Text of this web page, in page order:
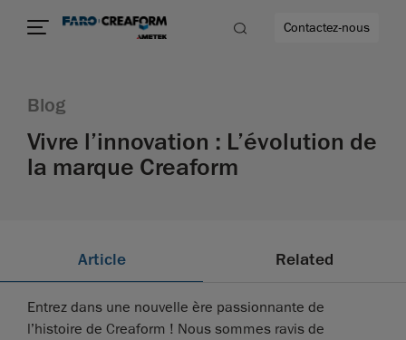
encore
Contactez-nous
Blog
Vivre l’innovation : L’évolution de
la marque Creaform
Article Related
Entrez dans une nouvelle ère passionnante de
l’histoire de Creaform ! Nous sommes ravis de